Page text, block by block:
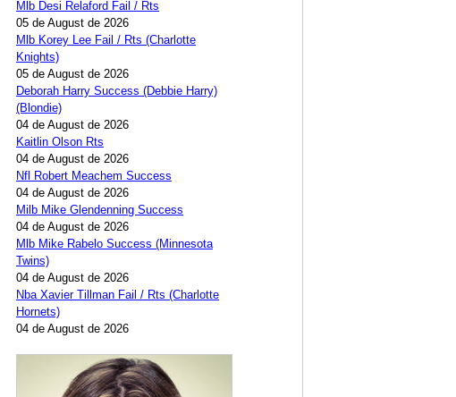
Mlb Desi Relaford Fail / Rts
05 de August de 2026
Mlb Korey Lee Fail / Rts (Charlotte
Knights)
05 de August de 2026
Deborah Harry Success (Debbie Harry)
(Blondie)
04 de August de 2026
Kaitlin Olson Rts
04 de August de 2026
Nfl Robert Meachem Success
04 de August de 2026
Milb Mike Glendenning Success
04 de August de 2026
Mlb Mike Rabelo Success (Minnesota
Twins)
04 de August de 2026
Nba Xavier Tillman Fail / Rts (Charlotte
Hornets)
04 de August de 2026